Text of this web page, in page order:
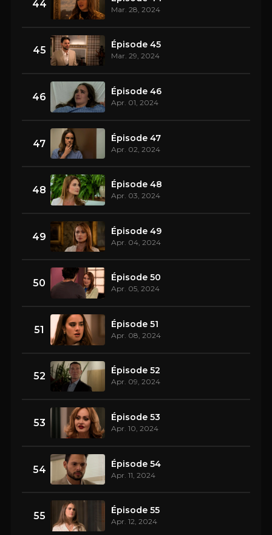
44 Mar. 28, 2024
45 Épisode 45
Mar. 29, 2024
46 Épisode 46
Apr. 01, 2024
47 Épisode 47
Apr. 02, 2024
48 Épisode 48
Apr. 03, 2024
49 Épisode 49
Apr. 04, 2024
50 Épisode 50
Apr. 05, 2024
51 Épisode 51
Apr. 08, 2024
52 Épisode 52
Apr. 09, 2024
53 Épisode 53
Apr. 10, 2024
54 Épisode 54
Apr. 11, 2024
55 Épisode 55
Apr. 12, 2024